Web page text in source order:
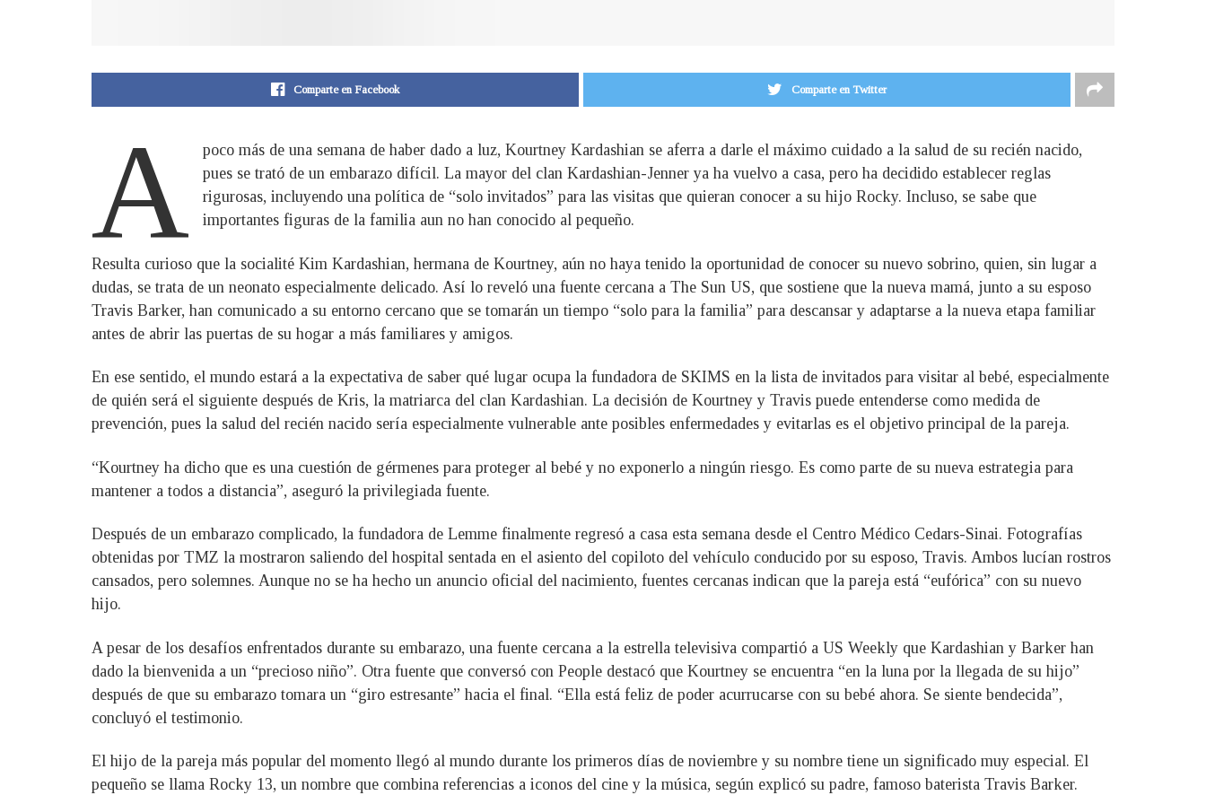
Comparte en Facebook Comparte en Twitter
A
poco más de una semana de haber dado a luz, Kourtney Kardashian se aferra a darle el máximo cuidado a la salud de su recién nacido,
pues se trató de un embarazo difícil. La mayor del clan Kardashian-Jenner ya ha vuelvo a casa, pero ha decidido establecer reglas
rigurosas, incluyendo una política de “solo invitados” para las visitas que quieran conocer a su hijo Rocky. Incluso, se sabe que
importantes figuras de la familia aun no han conocido al pequeño.
Resulta curioso que la socialité Kim Kardashian, hermana de Kourtney, aún no haya tenido la oportunidad de conocer su nuevo sobrino, quien, sin lugar a
dudas, se trata de un neonato especialmente delicado. Así lo reveló una fuente cercana a The Sun US, que sostiene que la nueva mamá, junto a su esposo
Travis Barker, han comunicado a su entorno cercano que se tomarán un tiempo “solo para la familia” para descansar y adaptarse a la nueva etapa familiar
antes de abrir las puertas de su hogar a más familiares y amigos.
En ese sentido, el mundo estará a la expectativa de saber qué lugar ocupa la fundadora de SKIMS en la lista de invitados para visitar al bebé, especialmente
de quién será el siguiente después de Kris, la matriarca del clan Kardashian. La decisión de Kourtney y Travis puede entenderse como medida de
prevención, pues la salud del recién nacido sería especialmente vulnerable ante posibles enfermedades y evitarlas es el objetivo principal de la pareja.
“Kourtney ha dicho que es una cuestión de gérmenes para proteger al bebé y no exponerlo a ningún riesgo. Es como parte de su nueva estrategia para
mantener a todos a distancia”, aseguró la privilegiada fuente.
Después de un embarazo complicado, la fundadora de Lemme finalmente regresó a casa esta semana desde el Centro Médico Cedars-Sinai. Fotografías
obtenidas por TMZ la mostraron saliendo del hospital sentada en el asiento del copiloto del vehículo conducido por su esposo, Travis. Ambos lucían rostros
cansados, pero solemnes. Aunque no se ha hecho un anuncio oficial del nacimiento, fuentes cercanas indican que la pareja está “eufórica” con su nuevo
hijo.
A pesar de los desafíos enfrentados durante su embarazo, una fuente cercana a la estrella televisiva compartió a US Weekly que Kardashian y Barker han
dado la bienvenida a un “precioso niño”. Otra fuente que conversó con People destacó que Kourtney se encuentra “en la luna por la llegada de su hijo”
después de que su embarazo tomara un “giro estresante” hacia el final. “Ella está feliz de poder acurrucarse con su bebé ahora. Se siente bendecida”,
concluyó el testimonio.
El hijo de la pareja más popular del momento llegó al mundo durante los primeros días de noviembre y su nombre tiene un significado muy especial. El
pequeño se llama Rocky 13, un nombre que combina referencias a iconos del cine y la música, según explicó su padre, famoso baterista Travis Barker.